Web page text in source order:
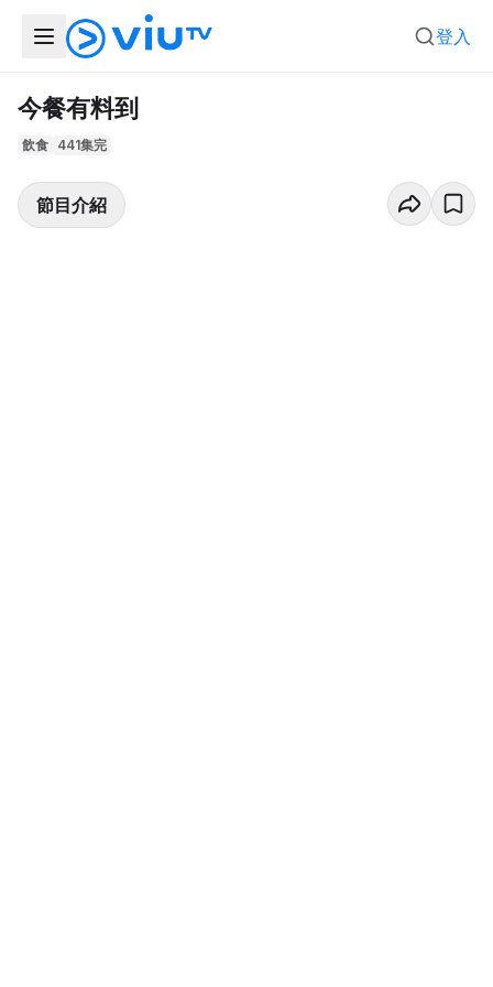
登入
今餐有料到
飲食 441集完
節目介紹